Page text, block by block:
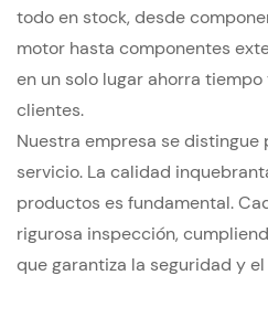
todo en stock, desde
motor hasta componentes
en un solo lugar ahorra
clientes.
Nuestra empresa se distingue
servicio. La calidad
productos es fundamental.
rigurosa inspección,
que garantiza la seguridad y